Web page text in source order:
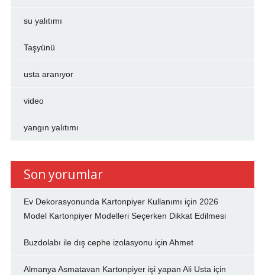
su yalıtımı
Taşyünü
usta aranıyor
video
yangın yalıtımı
Son yorumlar
Ev Dekorasyonunda Kartonpiyer Kullanımı için 2026
Model Kartonpiyer Modelleri Seçerken Dikkat Edilmesi
Buzdolabı ile dış cephe izolasyonu için Ahmet
Almanya Asmatavan Kartonpiyer işi yapan Ali Usta için